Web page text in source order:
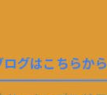
グはこちらから